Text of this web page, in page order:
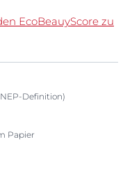
EcoBeauyScore zu
Definition)
Papier